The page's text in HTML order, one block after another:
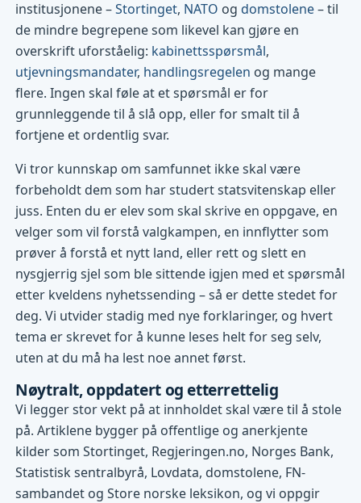
institusjonene –Stortinget, NATO ogdomstolene– til
de mindre begrepene som likevel kan gjøre en
overskrift uforståelig: kabinettsspørsmål,
utjevningsmandater, handlingsregelen og mange
flere. Ingen skal føle at et spørsmål er for
grunnleggende til å slå opp, eller for smalt til å
fortjene et ordentlig svar.
Vi tror kunnskap om samfunnet ikke skal være
forbeholdt dem som har studert statsvitenskap eller
juss. Enten du er elev som skal skrive en oppgave, en
velger som vil forstå valgkampen, en innflytter som
prøver å forstå et nytt land, eller rett og slett en
nysgjerrig sjel som ble sittende igjen med et spørsmål
etter kveldens nyhetssending – så er dette stedet for
deg. Vi utvider stadig med nye forklaringer, og hvert
tema er skrevet for å kunne leses helt for seg selv,
uten at du må ha lest noe annet først.
Nøytralt, oppdatert og etterrettelig
Vi legger stor vekt på at innholdet skal være til å stole
på. Artiklene bygger på offentlige og anerkjente
kilder som Stortinget, Regjeringen.no, Norges Bank,
Statistisk sentralbyrå, Lovdata, domstolene, FN-
sambandet og Store norske leksikon, og vi oppgir